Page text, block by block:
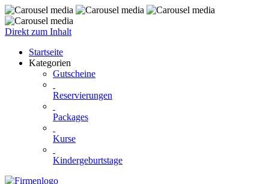
Direkt zum Inhalt
Startseite
Kategorien
Gutscheine
Reservierungen
Packages
Kurse
Kindergeburtstage